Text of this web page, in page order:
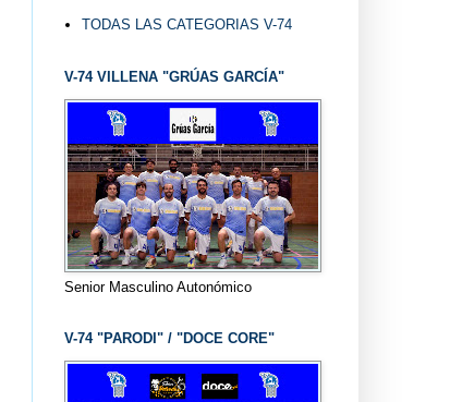
TODAS LAS CATEGORIAS V-74
V-74 VILLENA "GRÚAS GARCÍA"
Senior Masculino Autonómico
V-74 "PARODI" / "DOCE CORE"